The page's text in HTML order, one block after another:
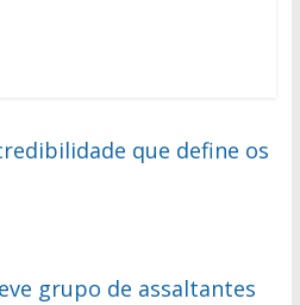
que define os
grupo de assaltantes